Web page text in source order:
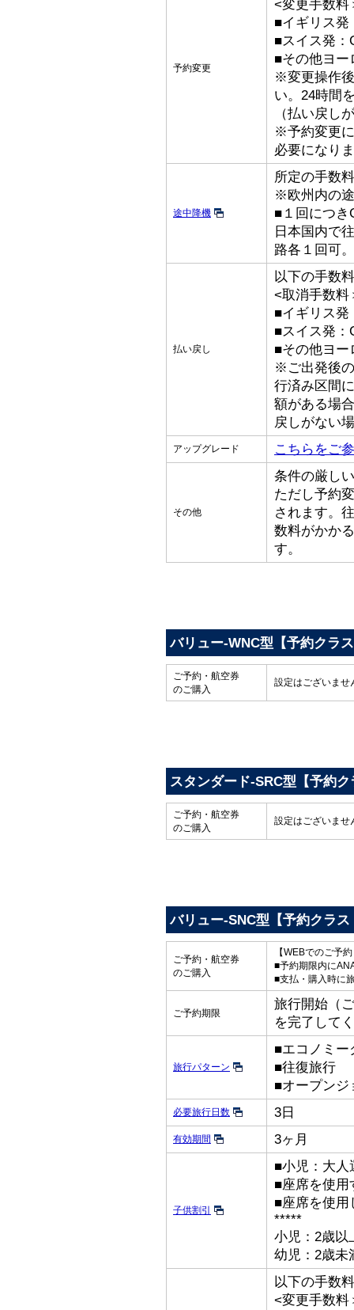
予約変更
<変更手数料
■イギリス発
■スイス発：
■その他ヨー
※変更操作
い。24時間
（払い戻し
※予約変更
必要になり
途中降機
所定の手数
※欧州内の
■１回につき
日本国内で
路各１回可。
払い戻し
以下の手数
<取消手数料
■イギリス発
■スイス発：
■その他ヨー
※ご出発後
行済み区間
額がある場
戻しがない
アップグレード こちらをご
その他
条件の厳し
ただし予約
されます。
数料がかか
す。
バリュー-WNC型【予約クラ
ご予約・航空券
のご購入
設定はございませ
スタンダード-SRC型【予約
ご予約・航空券
のご購入
設定はございませ
バリュー-SNC型【予約クラス
ご予約・航空券
のご購入
【WEBでのご予
■予約期限内に
■支払・購入時に
ご予約期限
旅行開始（
を完了して
旅行パターン
■エコノミー
■往復旅行
■オープンジ
必要旅行日数 3日
有効期間 3ヶ月
子供割引
■小児：大人
■座席を使用
■座席を使用
*****
小児：2歳以
幼児：2歳未
以下の手数
<変更手数料